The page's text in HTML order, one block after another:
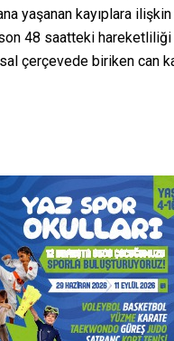
yaşanan kayıplara ilişkin
48 saatteki hareketliliği
çerçevede biriken can
Kayıplar
Gazze’deki sağlık
bildirildi. Bu sayılar,